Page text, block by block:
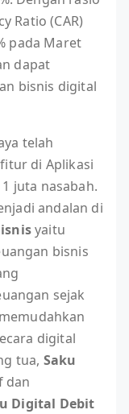
Ratio (CAR)
pada Maret
dapat
bisnis digital
telah
di Aplikasi
juta nasabah.
andalan di
yaitu
bisnis
sejak
digital
tua, Saku
dan
Digital Debit